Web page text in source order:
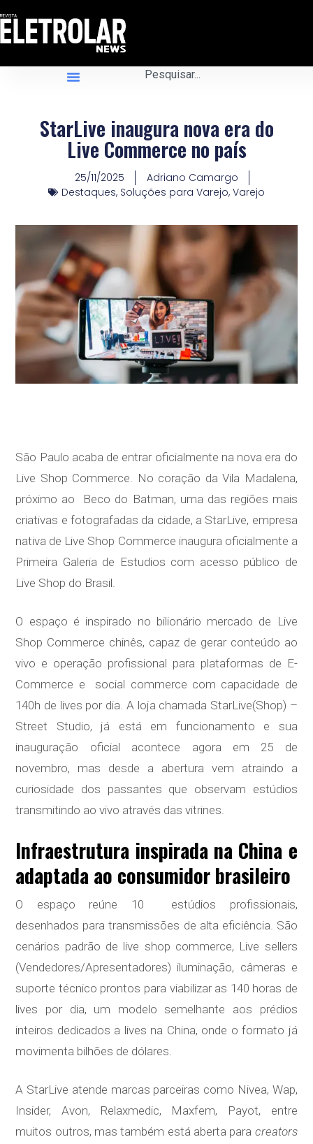
StarLive inaugura nova era do
Live Commerce no país
25/11/2025
Adriano Camargo
Destaques, Soluções para Varejo, Varejo
São Paulo acaba de entrar oficialmente na nova era do
Live Shop Commerce. No coração da Vila Madalena,
próximo ao Beco do Batman, uma das regiões mais
criativas e fotografadas da cidade, a StarLive, empresa
nativa de Live Shop Commerce inaugura oficialmente a
Primeira Galeria de Estudios com acesso público de
Live Shop do Brasil.
O espaço é inspirado no bilionário mercado de Live
Shop Commerce chinês, capaz de gerar conteúdo ao
vivo e operação profissional para plataformas de E-
Commerce e social commerce com capacidade de
140h de lives por dia. A loja chamada StarLive(Shop) –
Street Studio, já está em funcionamento e sua
inauguração oficial acontece agora em 25 de
novembro, mas desde a abertura vem atraindo a
curiosidade dos passantes que observam estúdios
transmitindo ao vivo através das vitrines.
Infraestrutura inspirada na China e
adaptada ao consumidor brasileiro
O espaço reúne 10 estúdios profissionais,
desenhados para transmissões de alta eficiência. São
cenários padrão de live shop commerce, Live sellers
(Vendedores/Apresentadores) iluminação, câmeras e
suporte técnico prontos para viabilizar as 140 horas de
lives por dia, um modelo semelhante aos prédios
inteiros dedicados a lives na China, onde o formato já
movimenta bilhões de dólares.
A StarLive atende marcas parceiras como Nivea, Wap,
Insider, Avon, Relaxmedic, Maxfem, Payot, entre
muitos outros, mas também está aberta para creators